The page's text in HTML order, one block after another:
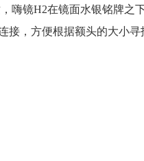
嗨镜H2在镜面水银铭牌之
接，方便根据额头的大小